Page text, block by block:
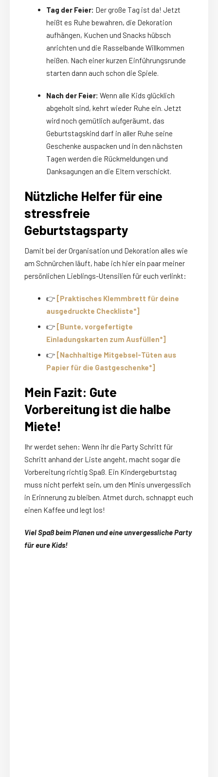
Tag der Feier: Der große Tag ist da! Jetzt
heißt es Ruhe bewahren, die Dekoration
aufhängen, Kuchen und Snacks hübsch
anrichten und die Rasselbande Willkommen
heißen. Nach einer kurzen Einführungsrunde
starten dann auch schon die Spiele.
Nach der Feier: Wenn alle Kids glücklich
abgeholt sind, kehrt wieder Ruhe ein. Jetzt
wird noch gemütlich aufgeräumt, das
Geburtstagskind darf in aller Ruhe seine
Geschenke auspacken und in den nächsten
Tagen werden die Rückmeldungen und
Danksagungen an die Eltern verschickt.
Nützliche Helfer für eine
stressfreie
Geburtstagsparty
Damit bei der Organisation und Dekoration alles wie
am Schnürchen läuft, habe ich hier ein paar meiner
persönlichen Lieblings-Utensilien für euch verlinkt:
👉 [Praktisches Klemmbrett für deine
ausgedruckte Checkliste*]
👉 [Bunte, vorgefertigte
Einladungskarten zum Ausfüllen*]
👉 [Nachhaltige Mitgebsel-Tüten aus
Papier für die Gastgeschenke*]
Mein Fazit: Gute
Vorbereitung ist die halbe
Miete!
Ihr werdet sehen: Wenn ihr die Party Schritt für
Schritt anhand der Liste angeht, macht sogar die
Vorbereitung richtig Spaß. Ein Kindergeburtstag
muss nicht perfekt sein, um den Minis unvergesslich
in Erinnerung zu bleiben. Atmet durch, schnappt euch
einen Kaffee und legt los!
Viel Spaß beim Planen und eine unvergessliche Party
für eure Kids!